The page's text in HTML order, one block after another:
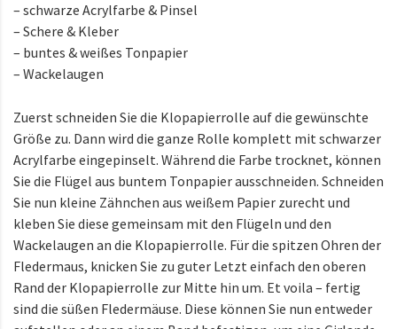
– schwarze Acrylfarbe & Pinsel
– Schere & Kleber
– buntes & weißes Tonpapier
– Wackelaugen
Zuerst schneiden Sie die Klopapierrolle auf die gewünschte
Größe zu. Dann wird die ganze Rolle komplett mit schwarzer
Acrylfarbe eingepinselt. Während die Farbe trocknet, können
Sie die Flügel aus buntem Tonpapier ausschneiden. Schneiden
Sie nun kleine Zähnchen aus weißem Papier zurecht und
kleben Sie diese gemeinsam mit den Flügeln und den
Wackelaugen an die Klopapierrolle. Für die spitzen Ohren der
Fledermaus, knicken Sie zu guter Letzt einfach den oberen
Rand der Klopapierrolle zur Mitte hin um. Et voila – fertig
sind die süßen Fledermäuse. Diese können Sie nun entweder